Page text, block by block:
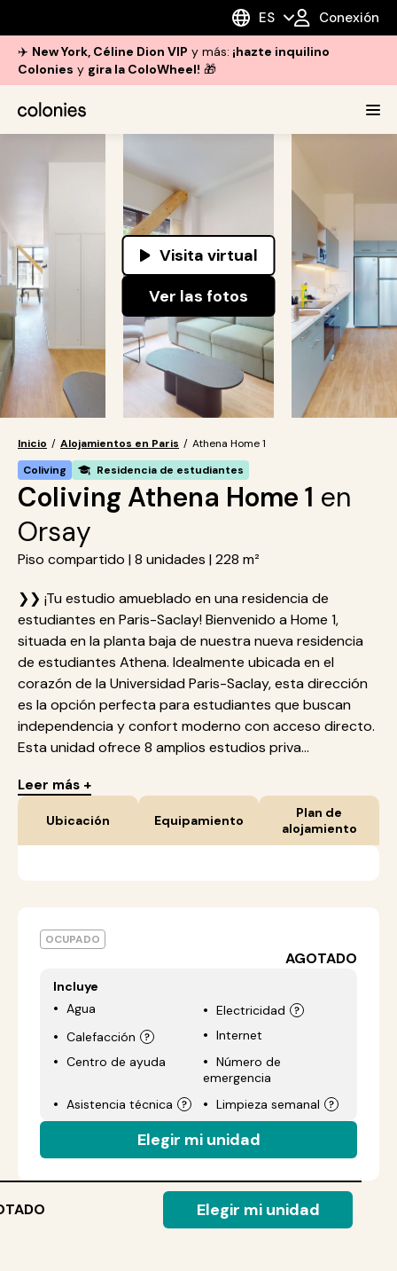
ES Conexión
✈️ New York, Céline Dion VIP y más: ¡hazte inquilino
Colonies y gira la ColoWheel! 🎁
Visita virtual
Ver las fotos
Inicio / Alojamientos en Paris / Athena Home 1
Coliving
Residencia de estudiantes
Coliving Athena Home 1 en
Orsay
Piso compartido | 8 unidades | 228 m²
❯❯ ¡Tu estudio amueblado en una residencia de
estudiantes en Paris-Saclay! Bienvenido a Home 1,
situada en la planta baja de nuestra nueva residencia
de estudiantes Athena. Idealmente ubicada en el
corazón de la Universidad Paris-Saclay, esta dirección
es la opción perfecta para estudiantes que buscan
independencia y confort moderno con acceso directo.
Esta unidad ofrece 8 amplios estudios priva...
Leer más +
Ubicación Equipamiento
Plan de
alojamiento
OCUPADO
AGOTADO
Incluye
Agua
Electricidad
Calefacción
Internet
Centro de ayuda
Número de
emergencia
Asistencia técnica
Limpieza semanal
Elegir mi unidad
Elegir mi unidad